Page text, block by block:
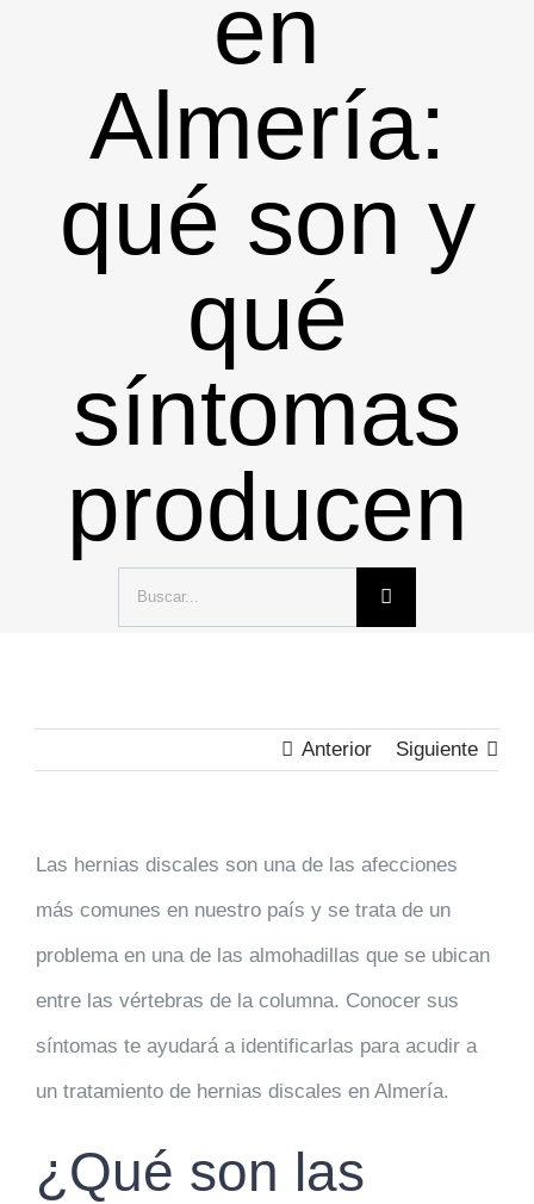
en
Almería:
qué son y
qué
síntomas
producen
Buscar:
Anterior Siguiente
Las hernias discales son una de las afecciones
más comunes en nuestro país y se trata de un
problema en una de las almohadillas que se ubican
entre las vértebras de la columna. Conocer sus
síntomas te ayudará a identificarlas para acudir a
un tratamiento de hernias discales en Almería.
¿Qué son las